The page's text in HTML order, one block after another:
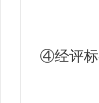
④经评标